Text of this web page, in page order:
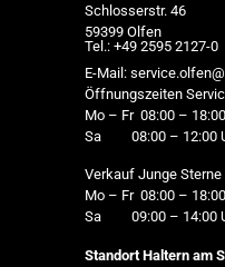
Schlosserstr. 46
59399 Olfen
Tel.: +49 2595 2127-0
E-Mail:
Öffnungszeiten
Mo – Fr 08:00 –
Sa 08:00 – 12:00
Verkauf Junge Sterne
Mo – Fr 08:00 –
Sa 09:00 – 14:00
Standort Haltern am